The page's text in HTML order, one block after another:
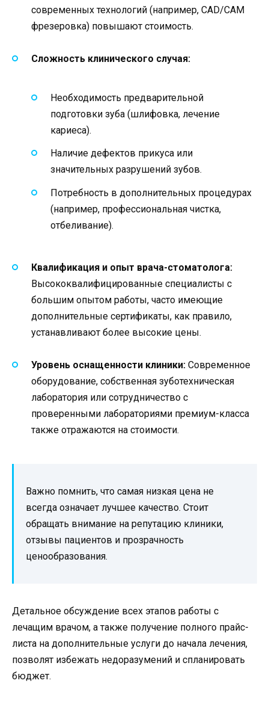
современных технологий (например, CAD/CAM
фрезеровка) повышают стоимость.
Сложность клинического случая:
Необходимость предварительной
подготовки зуба (шлифовка, лечение
кариеса).
Наличие дефектов прикуса или
значительных разрушений зубов.
Потребность в дополнительных процедурах
(например, профессиональная чистка,
отбеливание).
Квалификация и опыт врача-стоматолога:
Высококвалифицированные специалисты с
большим опытом работы, часто имеющие
дополнительные сертификаты, как правило,
устанавливают более высокие цены.
Уровень оснащенности клиники: Современное
оборудование, собственная зуботехническая
лаборатория или сотрудничество с
проверенными лабораториями премиум-класса
также отражаются на стоимости.
Важно помнить, что самая низкая цена не
всегда означает лучшее качество. Стоит
обращать внимание на репутацию клиники,
отзывы пациентов и прозрачность
ценообразования.
Детальное обсуждение всех этапов работы с
лечащим врачом, а также получение полного прайс-
листа на дополнительные услуги до начала лечения,
позволят избежать недоразумений и спланировать
бюджет.